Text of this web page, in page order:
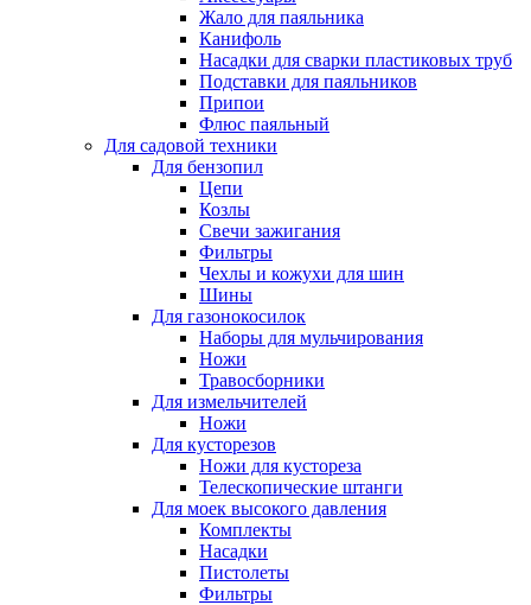
Жало для паяльника
Канифоль
Насадки для сварки пластиковых труб
Подставки для паяльников
Припои
Флюс паяльный
Для садовой техники
Для бензопил
Цепи
Козлы
Свечи зажигания
Фильтры
Чехлы и кожухи для шин
Шины
Для газонокосилок
Наборы для мульчирования
Ножи
Травосборники
Для измельчителей
Ножи
Для кусторезов
Ножи для кустореза
Телескопические штанги
Для моек высокого давления
Комплекты
Насадки
Пистолеты
Фильтры